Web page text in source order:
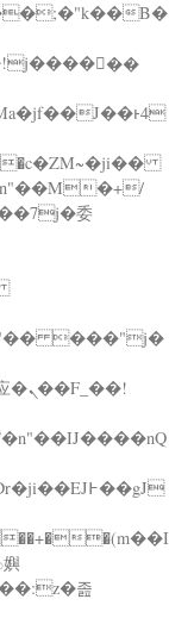
B�
委
���"j�
졾